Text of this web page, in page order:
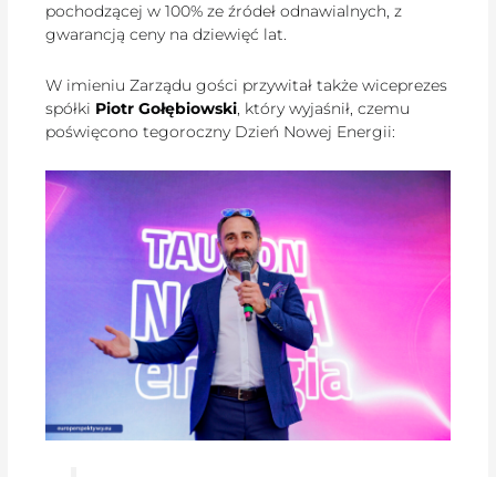
pochodzącej w 100% ze źródeł odnawialnych, z
gwarancją ceny na dziewięć lat.
W imieniu Zarządu gości przywitał także wiceprezes
spółki Piotr Gołębiowski, który wyjaśnił, czemu
poświęcono tegoroczny Dzień Nowej Energii: